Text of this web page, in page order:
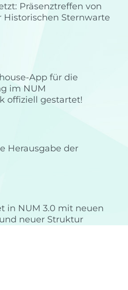
Präsenztreffen von
Historischen Sternwarte
App für die
im NUM
offiziell gestartet!
Herausgabe der
in NUM 3.0 mit neuen
neuer Struktur